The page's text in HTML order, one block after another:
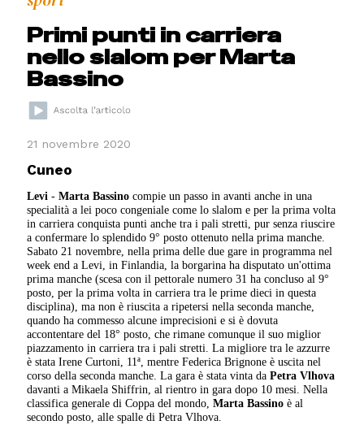
Primi punti in carriera
nello slalom per Marta
Bassino
21 novembre 2020
Cuneo
Levi -Marta Bassinocompie un passo in avanti anche in una
specialità a lei poco congeniale come lo slalom e per la prima volta
in carriera conquista punti anche tra i pali stretti, pur senza riuscire
a confermare lo splendido 9° posto ottenuto nella prima manche.
Sabato 21 novembre, nella prima delle due gare in programma nel
week end a Levi, in Finlandia, la borgarina ha disputato un'ottima
prima manche (scesa con il pettorale numero 31 ha concluso al 9°
posto, per la prima volta in carriera tra le prime dieci in questa
disciplina), ma non è riuscita a ripetersi nella seconda manche,
quando ha commesso alcune imprecisioni e si è dovuta
accontentare del 18° posto, che rimane comunque il suo miglior
piazzamento in carriera tra i pali stretti. La migliore tra le azzurre
è stata Irene Curtoni, 11ª, mentre Federica Brignone è uscita nel
corso della seconda manche. La gara è stata vinta daPetra Vlhova
davanti a Mikaela Shiffrin, al rientro in gara dopo 10 mesi. Nella
classifica generale di Coppa del mondo,Marta Bassino è al
secondo posto, alle spalle di Petra Vlhova.